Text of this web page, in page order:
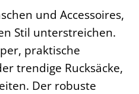
und Accessoires,
Stil unterstreichen.
praktische
trendige Rucksäcke,
Der robuste